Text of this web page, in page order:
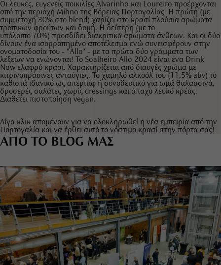
Οι λευκές, ευγενείς ποικιλίες Alvarinho και Loureiro προέρχονται
από την περιοχή Mihno της Βόρειας Πορτογαλίας. Η πρώτη (με
συμμετοχή 30% στο blend) χαρίζει στο κρασί πλούσια αρώματα
τροπικών φρούτων και δομή. Η δεύτερη (με το
υπόλοιπο 70%) προσδίδει διακριτικά αρώματα άνθεων. Και οι δύο
δίνουν ένα ισορροπημένο αποτέλεσμα ενώ συνεισφέρουν στην
ονοματοδοσία του - "Allo" - με τα πρώτα δύο γράμματα των
λέξεων να ενώνονται! Το Soalheiro Allo 2024 είναι ένα Drink
Now ελαφρύ κρασί. Χαρακτηρίζεται από διαυγές χρώμα με
κιτρινοπράσινες ανταύγιες. Το χαμηλό αλκοόλ του (11,5% abv) το
καθιστά ιδανικό ως απεριτίφ ή συνοδευτικό για ωμά θαλασσινά,
δροσερές σαλάτες χωρίς dressings και άπαχο λευκό κρέας.
Διαθέτει πιστοποίηση vegan.
Λίγα κλικ απομένουν για να ολοκληρωθεί η νέα εμπειρία από την
Πορτογαλία και να έρθει αυτό το νόστιμο κρασί στην πόρτα σας!
ΑΠΟ ΤΟ BLOG ΜΑΣ